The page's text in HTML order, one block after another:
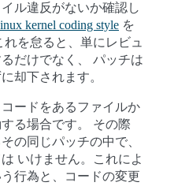
ル違反がないか確認し
kernel coding style を
を怠ると、単にレビュ
だけでなく、 パッチは
却下されます。
ードをあるファイルか
る場合です。 その際
の同じパッチの中で、
いけません。これによ
行為と、コードの変更